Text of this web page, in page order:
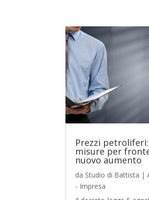
Prezzi
misure per
nuovo aumento
da Studio di Battista |
- Impresa